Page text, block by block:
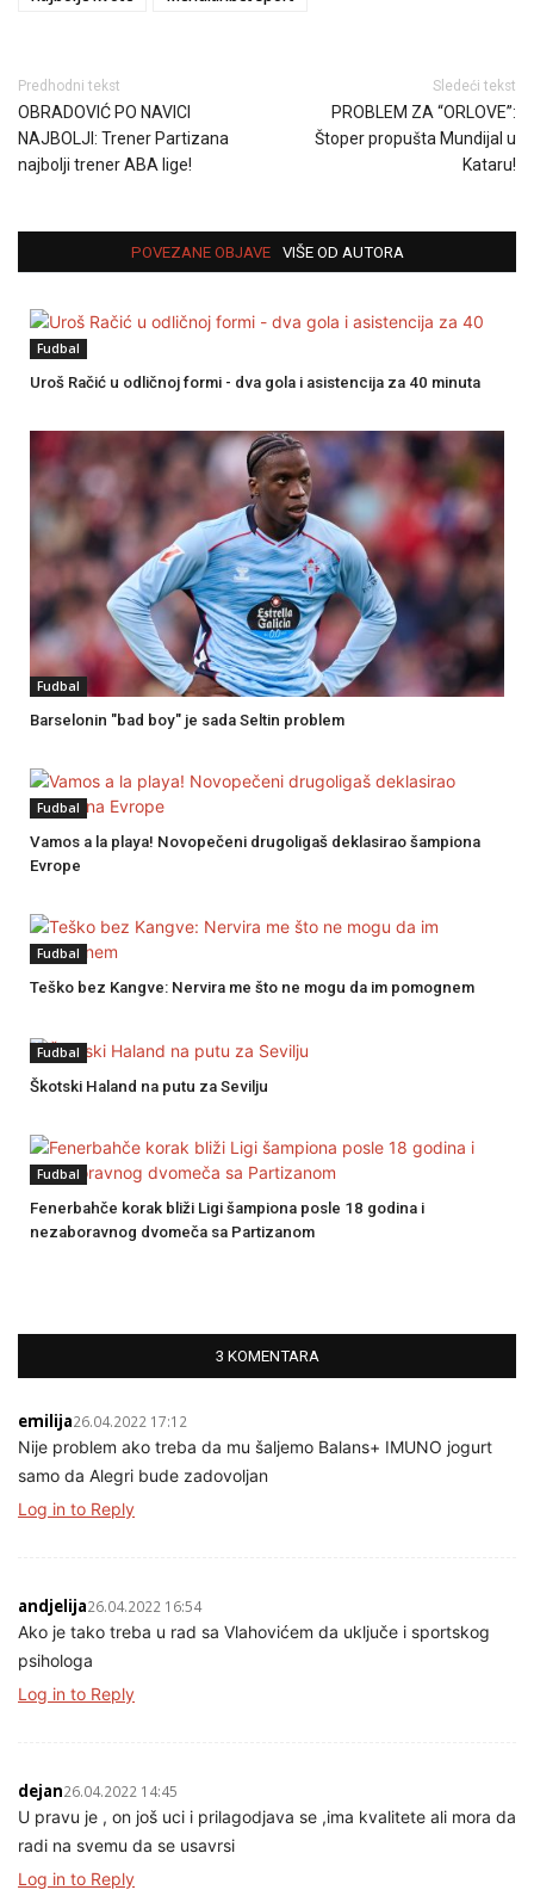
Predhodni tekst
OBRADOVIĆ PO NAVICI
NAJBOLJI: Trener Partizana
najbolji trener ABA lige!
Sledeći tekst
PROBLEM ZA “ORLOVE”:
Štoper propušta Mundijal u
Kataru!
POVEZANE OBJAVE VIŠE OD AUTORA
Fudbal
Uroš Račić u odličnoj formi - dva gola i asistencija za 40 minuta
Fudbal
Barselonin "bad boy" je sada Seltin problem
Fudbal
Vamos a la playa! Novopečeni drugoligaš deklasirao šampiona
Evrope
Fudbal
Teško bez Kangve: Nervira me što ne mogu da im pomognem
Fudbal
Škotski Haland na putu za Sevilju
Fudbal
Fenerbahče korak bliži Ligi šampiona posle 18 godina i
nezaboravnog dvomeča sa Partizanom
3 KOMENTARA
emilija26.04.2022 17:12
Nije problem ako treba da mu šaljemo Balans+ IMUNO jogurt
samo da Alegri bude zadovoljan
Log in to Reply
andjelija26.04.2022 16:54
Ako je tako treba u rad sa Vlahovićem da uključe i sportskog
psihologa
Log in to Reply
dejan26.04.2022 14:45
U pravu je , on još uci i prilagodjava se ,ima kvalitete ali mora da
radi na svemu da se usavrsi
Log in to Reply